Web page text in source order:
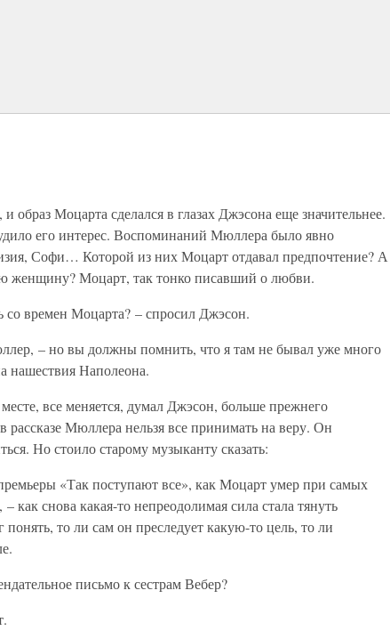
образ Моцарта сделался в глазах Джэсона еще значительнее.
его интерес. Воспоминаний Мюллера было явно
Софи… Которой из них Моцарт отдавал предпочтение? А
женщину? Моцарт, так тонко писавший о любви.
времен Моцарта? – спросил Джэсон.
– но вы должны помнить, что я там не бывал уже много
нашествия Наполеона.
все меняется, думал Джэсон, больше прежнего
рассказе Мюллера нельзя все принимать на веру. Он
Но стоило старому музыканту сказать:
«Так поступают все», как Моцарт умер при самых
как снова какая-то непреодолимая сила стала тянуть
то ли сам он преследует какую-то цель, то ли
письмо к сестрам Вебер?